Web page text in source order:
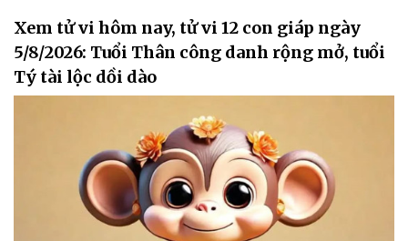
Xem tử vi hôm nay, tử vi 12 con giáp ngày
5/8/2026: Tuổi Thân công danh rộng mở, tuổi
Tý tài lộc dồi dào